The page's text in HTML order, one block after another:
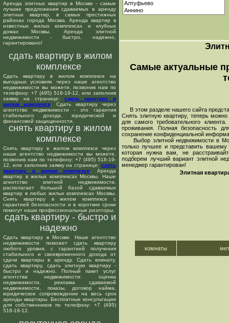
Аренда элитных квартир в Москве - самые
лучшие предложения сдаваемых в аренду
элитных квартир, в самых престижных
районах города Москва. Аренда квартир в
известных жилых комплексах и клубных
домах Москвы. Аренда элитной
недвижимости - быстро, надежно,
гарантировано!
сдать квартиру в жилом
комплексе
Сдать квартиру в жилом комплексе на
выгодных условиях через наше агентство
недвижимости вы можете, позвонив нам по
телефону: +7 (495) 518-19-12, или заполнив
заявку на странице:сдать квартиру в
жилом комплексе . Сдать квартиру через
агентство недвижимости - это гарантия
стабильного дохода, юридической и
финансовой защищенности.
снять квартиру в жилом
комплексе
Снять квартиру в жилом комплексе через
наше агентство недвижимости вы можете,
позвонив нам по телефону: +7 (495) 518-19-
12, или заполнив заявку на странице: снять
квартиру в жилом комплексе . Аренда
квартир в жилых комплексах Москвы. Наше
агентство элитной недвижимости,
располагает большой базой сдаваемых
квартир в любых жилых комплексах Москвы.
Снять квартиру в жилом комплексе с
гарантией безопасности и в короткие сроки
помогут наши профессиональные риэлторы.
сдать квартиру - быстро и
надежно
Сдать квартиру в Москве. Наше агентство
недвижимости поможет сдать квартиру
любого уровня, с гарантией получения
стабильного и своевременного дохода от
сдачи квартиры в аренду. Сдать комнату,
сдать квартиру, сдать элитную квартиру -
быстро и надежно. Полный пакет услуг
агентства недвижимости: оценка
недвижимости, реклама сдаваемой
недвижимости, показы, договор найма,
юридическое сопровождение на весь срок
аренды квартиры. Бесплатные консультации
для собственников по телефону: +7 (495)
518-19-12.
Самые актуальные
В этом разделе нашего сайта
Снять элитную квартиру, теперь
для самого требовательного
проживания. Полная безопасность
сохранение конфиденциальной
Выбор элитной недвижимости в
только лучшее и представить
которая нужна вам, не
подберем лучший вариант элитной
менеджер гарантирован!
Элитная
комнаты